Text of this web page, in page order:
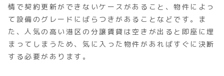
情で契約更新ができないケースがあること、物件によっ
て設備のグレードにばらつきがあることなどです。ま
た、人気の高い港区の分譲賃貸は空きが出ると即座に埋
まってしまうため、気に入った物件があればすぐに決断
する必要があります。